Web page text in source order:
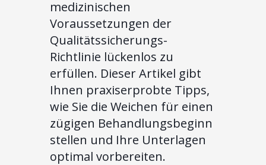
medizinischen
Voraussetzungen der
Qualitätssicherungs-
Richtlinie lückenlos zu
erfüllen. Dieser Artikel gibt
Ihnen praxiserprobte Tipps,
wie Sie die Weichen für einen
zügigen Behandlungsbeginn
stellen und Ihre Unterlagen
optimal vorbereiten.